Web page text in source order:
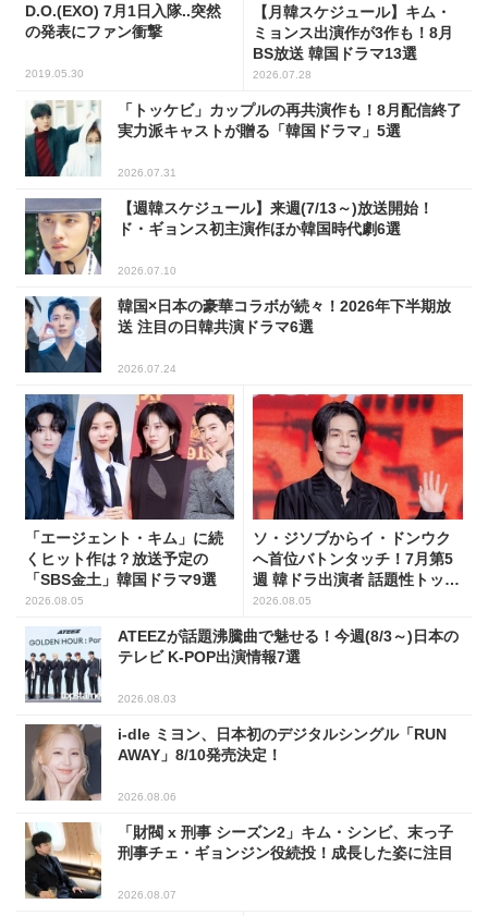
D.O.(EXO) 7月1日入隊..突然
の発表にファン衝撃
2019.05.30
【月韓スケジュール】キム・
ミョンス出演作が3作も！8月
BS放送 韓国ドラマ13選
2026.07.28
「トッケビ」カップルの再共演作も！8月配信終了
実力派キャストが贈る「韓国ドラマ」5選
2026.07.31
【週韓スケジュール】来週(7/13～)放送開始！
ド・ギョンス初主演作ほか韓国時代劇6選
2026.07.10
韓国×日本の豪華コラボが続々！2026年下半期放
送 注目の日韓共演ドラマ6選
2026.07.24
「エージェント・キム」に続
くヒット作は？放送予定の
「SBS金土」韓国ドラマ9選
2026.08.05
ソ・ジソブからイ・ドンウク
へ首位バトンタッチ！7月第5
週 韓ドラ出演者 話題性トップ
5
2026.08.05
ATEEZが話題沸騰曲で魅せる！今週(8/3～)日本の
テレビ K-POP出演情報7選
2026.08.03
i-dle ミヨン、日本初のデジタルシングル「RUN
AWAY」8/10発売決定！
2026.08.06
「財閥 x 刑事 シーズン2」キム・シンビ、末っ子
刑事チェ・ギョンジン役続投！成長した姿に注目
2026.08.07